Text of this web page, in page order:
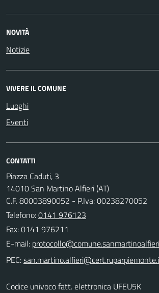
NOVITÀ
Notizie
VIVERE IL COMUNE
Luoghi
Eventi
CONTATTI
Piazza Caduti, 3
14010 San Martino Alfieri (AT)
C.F. 80003890052 - P.Iva: 00238270052
Telefono:0141 976123
Fax: 0141 976211
E-mail:
PEC:
Codice univoco fatt. elettronica UFEU5K